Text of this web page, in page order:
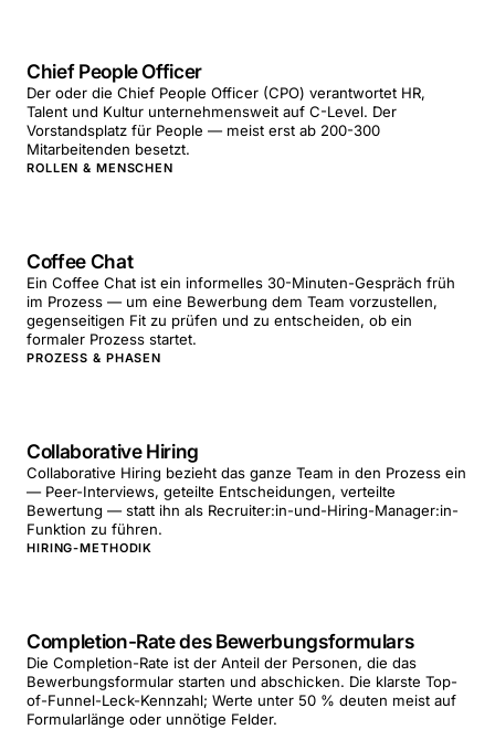
Chief People Officer
Der oder die Chief People Officer (CPO) verantwortet HR,
Talent und Kultur unternehmensweit auf C-Level. Der
Vorstandsplatz für People — meist erst ab 200-300
Mitarbeitenden besetzt.
ROLLEN & MENSCHEN
Coffee Chat
Ein Coffee Chat ist ein informelles 30-Minuten-Gespräch früh
im Prozess — um eine Bewerbung dem Team vorzustellen,
gegenseitigen Fit zu prüfen und zu entscheiden, ob ein
formaler Prozess startet.
PROZESS & PHASEN
Collaborative Hiring
Collaborative Hiring bezieht das ganze Team in den Prozess ein
— Peer-Interviews, geteilte Entscheidungen, verteilte
Bewertung — statt ihn als Recruiter:in-und-Hiring-Manager:in-
Funktion zu führen.
HIRING-METHODIK
Completion-Rate des Bewerbungsformulars
Die Completion-Rate ist der Anteil der Personen, die das
Bewerbungsformular starten und abschicken. Die klarste Top-
of-Funnel-Leck-Kennzahl; Werte unter 50 % deuten meist auf
Formularlänge oder unnötige Felder.